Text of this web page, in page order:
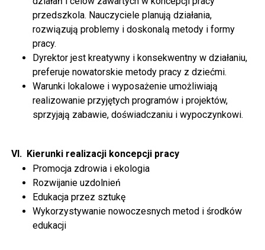
przedszkola. Nauczyciele planują działania,
rozwiązują problemy i doskonalą metody i formy
pracy.
Dyrektor jest kreatywny i konsekwentny w działaniu,
preferuje nowatorskie metody pracy z dziećmi.
Warunki lokalowe i wyposażenie umożliwiają
realizowanie przyjętych programów i projektów,
sprzyjają zabawie, doświadczaniu i wypoczynkowi.
VI. Kierunki realizacji koncepcji pracy
Promocja zdrowia i ekologia
Rozwijanie uzdolnień
Edukacja przez sztukę
Wykorzystywanie nowoczesnych metod i środków
edukacji